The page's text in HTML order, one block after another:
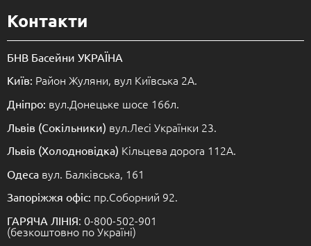
Контакти
БНВ Басейни УКРАЇНА
Київ: Район Жуляни, вул Київська 2А.
Дніпро: вул.Донецьке шосе 166л.
Львів (Сокільники) вул.Лесі Українки 23.
Львів (Холодновідка) Кільцева дорога 112А.
Одеса вул. Балківська, 161
Запоріжжя офіс: пр.Соборний 92.
ГАРЯЧА ЛІНІЯ: 0-800-502-901
(безкоштовно по Україні)